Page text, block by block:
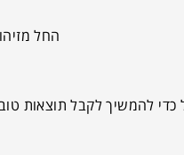
החל
להמשיך לקבל תוצאות טובות במספרה, ולאהוב